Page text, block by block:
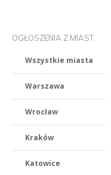
OGŁOSZENIA Z MIAST
Wszystkie miasta
Warszawa
Wrocław
Kraków
Katowice